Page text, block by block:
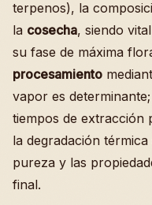
terpenos), la
la cosecha, siendo
su fase de máxima
procesamiento
vapor es
tiempos de extracción
la degradación
pureza y las
final.